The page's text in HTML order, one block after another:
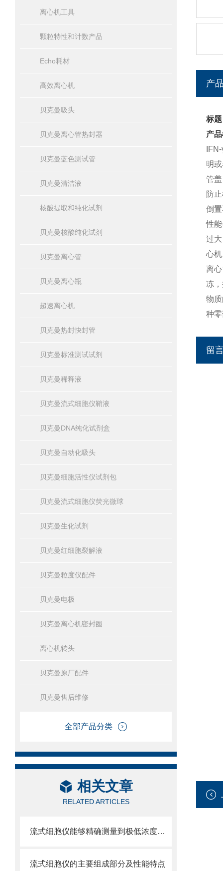
离心机工具
颗粒特性和计数产品
Echo耗材
高效离心机
贝克曼吸头
贝克曼离心管热封器
贝克曼蓝色测试管
贝克曼清洁液
核酸提取和纯化试剂
贝克曼核酸纯化试剂
贝克曼离心管
贝克曼离心瓶
超速离心机
贝克曼热封快封管
贝克曼标准测试试剂
贝克曼稀释液
贝克曼流式细胞仪鞘液
贝克曼DNA纯化试剂盒
贝克曼自动化吸头
贝克曼细胞活性仪试剂包
贝克曼流式细胞仪荧光微球
贝克曼生化试剂
贝克曼红细胞裂解液
贝克曼粒度仪配件
贝克曼电极
贝克曼离心机密封圈
离心机转头
贝克曼原厂配件
贝克曼售后维修
全部产品分类
相关文章
RELATED ARTICLES
流式细胞仪能够精确测量到极低浓度的标记物
流式细胞仪的主要组成部分及性能特点
产
标
产
明
管
防
倒
性
过
心
离
冻
物
种
留